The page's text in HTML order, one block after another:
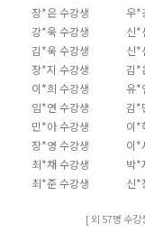
장*은 수강생 우*
강*욱 수강생
신*
김*욱 수강생
신*
장*지 수강생
김*
이*희 수강생
유*
임*연 수강생
김*
민*아 수강생
이*
장*영 수강생
이*
최*채 수강생
박*
최*준 수강생
신*
[ 외 57명 수